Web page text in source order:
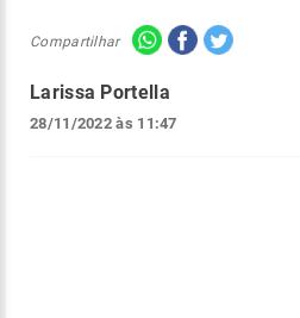
Compartilhar
Larissa Portella
28/11/2022 às 11:47